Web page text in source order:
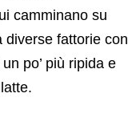
camminano su
diverse fattorie con
po’ più ripida e